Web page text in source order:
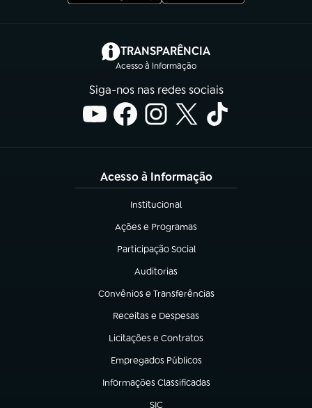
TRANSPARÊNCIA
Acesso à Informação
(abre em nova aba)
Siga-nos nas redes sociais
Acesso à Informação
Institucional
(abre em nova aba)
Ações e Programas
(abre em nova aba)
Participação Social
(abre em nova aba)
Auditorias
(abre em nova aba)
Convênios e Transferências
(abre em nova aba)
Receitas e Despesas
(abre em nova aba)
Licitações e Contratos
(abre em nova aba)
Empregados Públicos
(abre em nova aba)
Informações Classificadas
(abre em nova aba)
SIC